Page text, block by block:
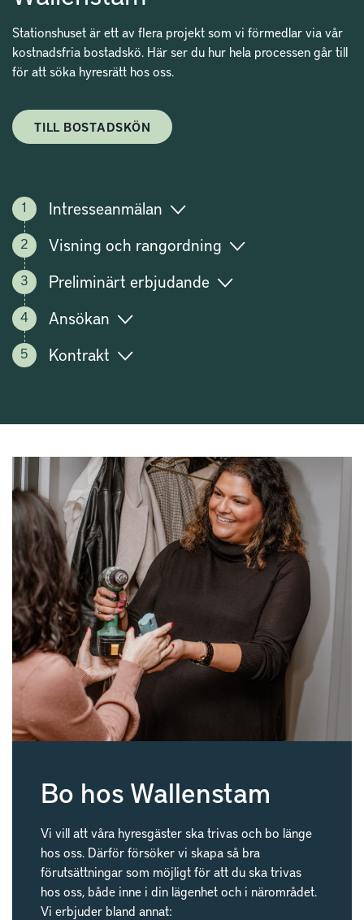
Stationshuset är ett av flera projekt som vi förmedlar via vår
kostnadsfria bostadskö. Här ser du hur hela processen går till
för att söka hyresrätt hos oss.
TILL BOSTADSKÖN
Intresseanmälan
Visning och rangordning
Preliminärt erbjudande
Ansökan
Kontrakt
Bo hos Wallenstam
Vi vill att våra hyresgäster ska trivas och bo länge
hos oss. Därför försöker vi skapa så bra
förutsättningar som möjligt för att du ska trivas
hos oss, både inne i din lägenhet och i närområdet.
Vi erbjuder bland annat: